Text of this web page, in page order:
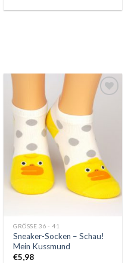
die
Wunschliste
GRÖSSE 36 - 41
Sneaker-Socken – Schau!
Mein Kussmund
€5,98